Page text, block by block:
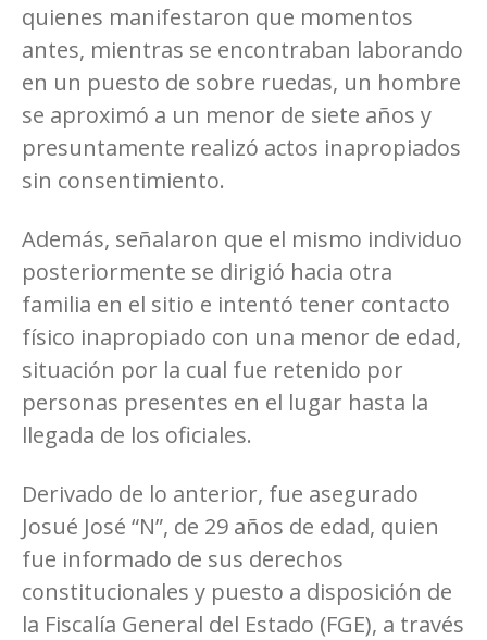
quienes manifestaron que momentos
antes, mientras se encontraban laborando
en un puesto de sobre ruedas, un hombre
se aproximó a un menor de siete años y
presuntamente realizó actos inapropiados
sin consentimiento.
Además, señalaron que el mismo individuo
posteriormente se dirigió hacia otra
familia en el sitio e intentó tener contacto
físico inapropiado con una menor de edad,
situación por la cual fue retenido por
personas presentes en el lugar hasta la
llegada de los oficiales.
Derivado de lo anterior, fue asegurado
Josué José “N”, de 29 años de edad, quien
fue informado de sus derechos
constitucionales y puesto a disposición de
la Fiscalía General del Estado (FGE), a través